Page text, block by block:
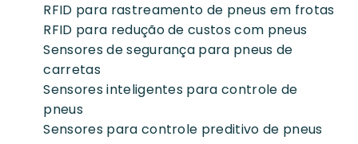
RFID para rastreamento de pneus em frotas
RFID para redução de custos com pneus
Sensores de segurança para pneus de
carretas
Sensores inteligentes para controle de
pneus
Sensores para controle preditivo de pneus